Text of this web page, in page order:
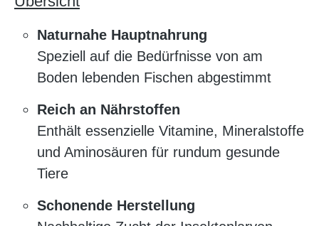
Naturnahe Hauptnahrung
Speziell auf die Bedürfnisse von am
Boden lebenden Fischen abgestimmt
Reich an Nährstoffen
Enthält essenzielle Vitamine, Mineralstoffe
und Aminosäuren für rundum gesunde
Tiere
Schonende Herstellung